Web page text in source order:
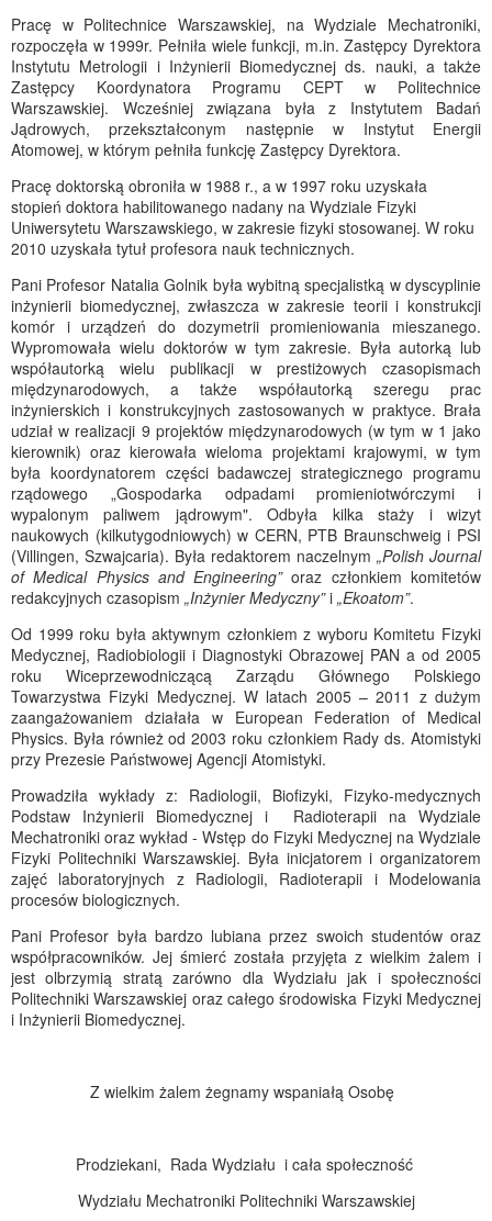
Pracę w Politechnice Warszawskiej, na Wydziale Mechatroniki,
rozpoczęła w 1999r. Pełniła wiele funkcji, m.in. Zastępcy Dyrektora
Instytutu Metrologii i Inżynierii Biomedycznej ds. nauki, a także
Zastępcy Koordynatora Programu CEPT w Politechnice
Warszawskiej. Wcześniej związana była z Instytutem Badań
Jądrowych, przekształconym następnie w Instytut Energii
Atomowej, w którym pełniła funkcję Zastępcy Dyrektora.
Pracę doktorską obroniła w 1988 r., a w 1997 roku uzyskała
stopień doktora habilitowanego nadany na Wydziale Fizyki
Uniwersytetu Warszawskiego, w zakresie fizyki stosowanej. W roku
2010 uzyskała tytuł profesora nauk technicznych.
Pani Profesor Natalia Golnik była wybitną specjalistką w dyscyplinie
inżynierii biomedycznej, zwłaszcza w zakresie teorii i konstrukcji
komór i urządzeń do dozymetrii promieniowania mieszanego.
Wypromowała wielu doktorów w tym zakresie. Była autorką lub
współautorką wielu publikacji w prestiżowych czasopismach
międzynarodowych, a także współautorką szeregu prac
inżynierskich i konstrukcyjnych zastosowanych w praktyce. Brała
udział w realizacji 9 projektów międzynarodowych (w tym w 1 jako
kierownik) oraz kierowała wieloma projektami krajowymi, w tym
była koordynatorem części badawczej strategicznego programu
rządowego „Gospodarka odpadami promieniotwórczymi i
wypalonym paliwem jądrowym". Odbyła kilka staży i wizyt
naukowych (kilkutygodniowych) w CERN, PTB Braunschweig i PSI
(Villingen, Szwajcaria). Była redaktorem naczelnym „Polish Journal
of Medical Physics and Engineering”oraz członkiem komitetów
redakcyjnych czasopism „Inżynier Medyczny”i „Ekoatom”.
Od 1999 roku była aktywnym członkiem z wyboru Komitetu Fizyki
Medycznej, Radiobiologii i Diagnostyki Obrazowej PAN a od 2005
roku Wiceprzewodniczącą Zarządu Głównego Polskiego
Towarzystwa Fizyki Medycznej. W latach 2005 – 2011 z dużym
zaangażowaniem działała w European Federation of Medical
Physics. Była również od 2003 roku członkiem Rady ds. Atomistyki
przy Prezesie Państwowej Agencji Atomistyki.
Prowadziła wykłady z: Radiologii, Biofizyki, Fizyko-medycznych
Podstaw Inżynierii Biomedycznej i Radioterapii na Wydziale
Mechatroniki oraz wykład - Wstęp do Fizyki Medycznej na Wydziale
Fizyki Politechniki Warszawskiej. Była inicjatorem i organizatorem
zajęć laboratoryjnych z Radiologii, Radioterapii i Modelowania
procesów biologicznych.
Pani Profesor była bardzo lubiana przez swoich studentów oraz
współpracowników. Jej śmierć została przyjęta z wielkim żalem i
jest olbrzymią stratą zarówno dla Wydziału jak i społeczności
Politechniki Warszawskiej oraz całego środowiska Fizyki Medycznej
i Inżynierii Biomedycznej.
Z wielkim żalem żegnamy wspaniałą Osobę
Prodziekani, Rada Wydziału i cała społeczność
Wydziału Mechatroniki Politechniki Warszawskiej